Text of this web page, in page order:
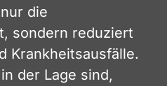
die
sondern reduziert
Krankheitsausfälle.
der Lage sind,